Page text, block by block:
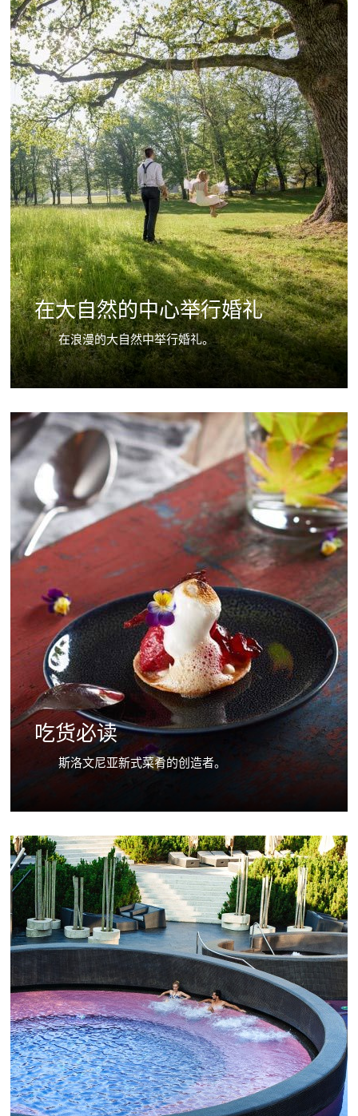
在大自然的中心举行婚礼
在浪漫的大自然中举行婚礼。
吃货必读
斯洛文尼亚新式菜肴的创造者。